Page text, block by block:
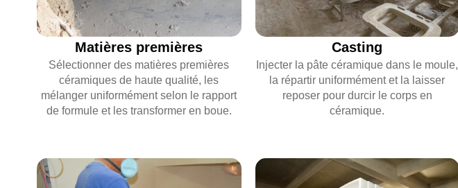
Matières premières
Sélectionner des matières premières
céramiques de haute qualité, les
mélanger uniformément selon le rapport
de formule et les transformer en boue.
Casting
Injecter la pâte céramique dans le moule,
la répartir uniformément et la laisser
reposer pour durcir le corps en
céramique.